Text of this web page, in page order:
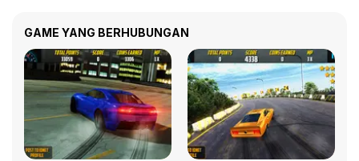
GAME YANG BERHUBUNGAN